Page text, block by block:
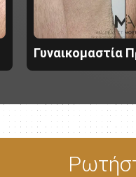
Γυναικομαστία